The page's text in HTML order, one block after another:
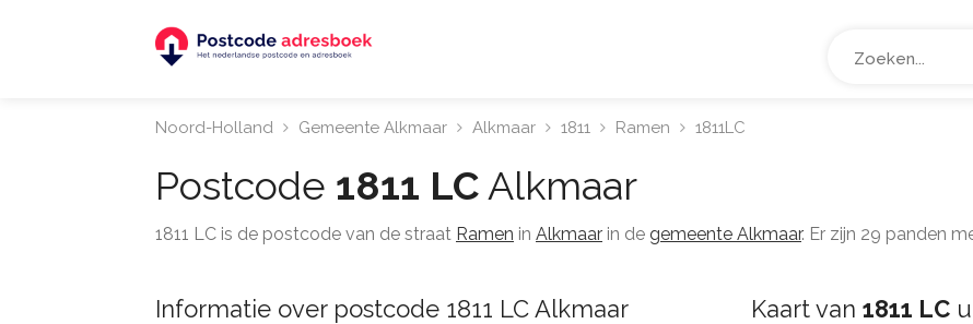
Noord-Holland Gemeente Alkmaar Alkmaar 1811 Ramen 1811LC
Postcode 1811 LC Alkmaar
1811 LC is de postcode van de straat Ramen in Alkmaar in de gemeente Alkmaar. Er zijn 29 panden
Informatie over postcode 1811 LC Alkmaar Kaart van 1811 LC